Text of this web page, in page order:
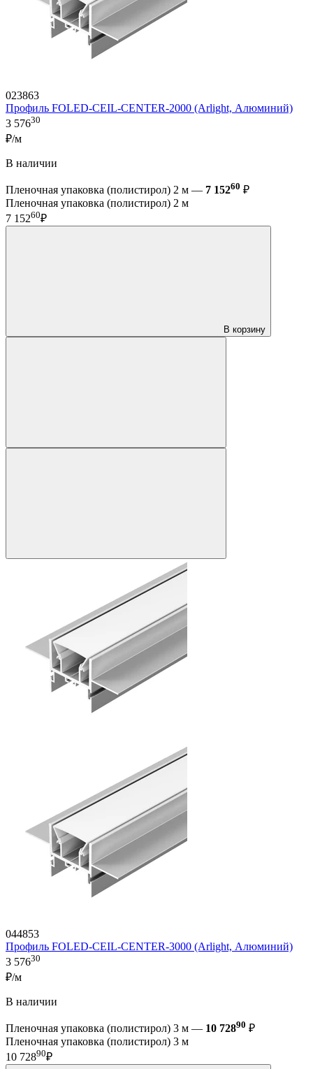
023863
Профиль FOLED-CEIL-CENTER-2000 (Arlight, Алюминий)
3 57630
₽/м
В наличии
Пленочная упаковка (полистирол) 2 м — 7 15260 ₽
Пленочная упаковка (полистирол) 2 м
7 15260₽
В корзину
044853
Профиль FOLED-CEIL-CENTER-3000 (Arlight, Алюминий)
3 57630
₽/м
В наличии
Пленочная упаковка (полистирол) 3 м — 10 72890 ₽
Пленочная упаковка (полистирол) 3 м
10 72890₽